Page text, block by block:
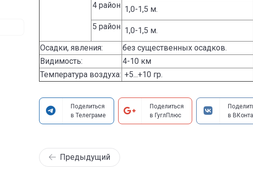
4 район 1,0-1,5 м.
5 район 1,0-1,5 м.
Осадки, явления:
без существенных осадков.
Видимость:
4-10 км
Температура воздуха: +5...+10 гр.
Поделиться
в Телеграме
Поделиться
в ГуглПлюс
в
Предыдущий